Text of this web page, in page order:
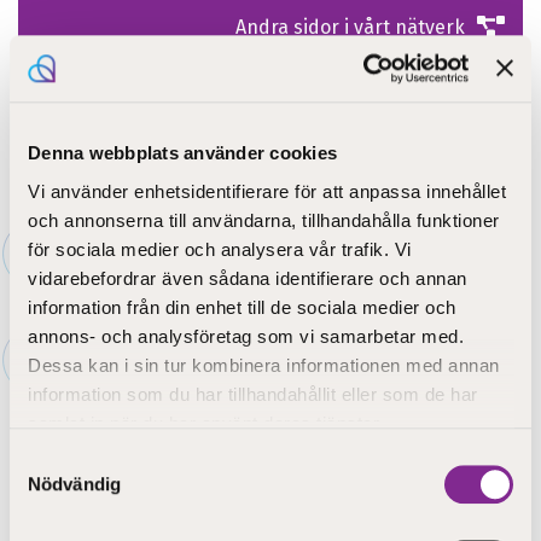
Denna webbplats använder cookies
Vi använder enhetsidentifierare för att anpassa innehållet
och annonserna till användarna, tillhandahålla funktioner
för sociala medier och analysera vår trafik. Vi
vidarebefordrar även sådana identifierare och annan
information från din enhet till de sociala medier och
annons- och analysföretag som vi samarbetar med.
Dessa kan i sin tur kombinera informationen med annan
information som du har tillhandahållit eller som de har
Nödvändig
Andra sidor i vårt nätverk
Framsida»Utbildning » Yrkesutbildning» Kompetensutveckling» Examensdelar
Kristen fostran
Kristen fostran